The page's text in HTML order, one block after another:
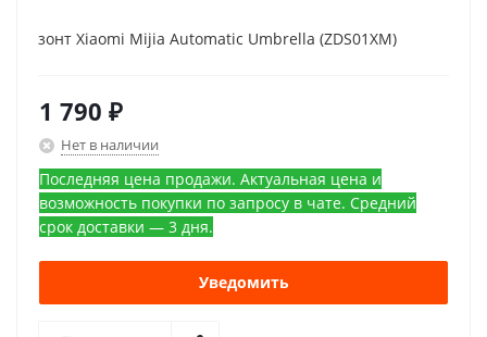
зонт Xiaomi Mijia Automatic Umbrella (ZDS01XM)
1 790 ₽
Нет в наличии
Последняя цена продажи. Актуальная цена и
возможность покупки по запросу в чате. Средний
срок доставки — 3 дня.
Уведомить